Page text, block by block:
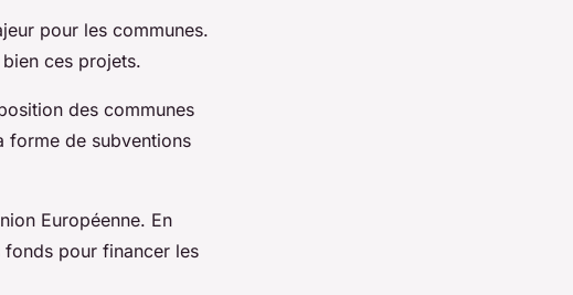
pour les communes.
ces projets.
des communes
forme de subventions
Européenne. En
fonds pour financer les